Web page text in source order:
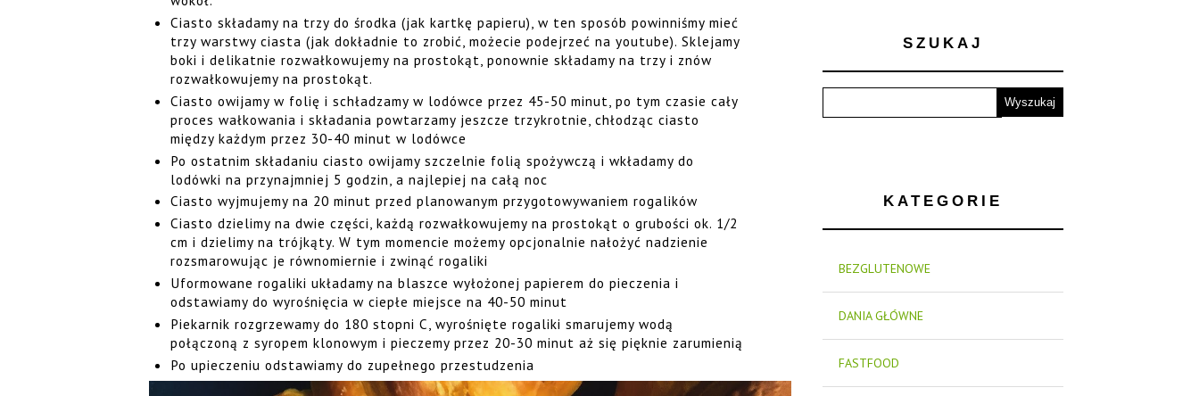
Ciasto składamy na trzy do środka (jak kartkę papieru), w ten sposób powinniśmy mieć
trzy warstwy ciasta (jak dokładnie to zrobić, możecie podejrzeć na youtube). Sklejamy
boki i delikatnie rozwałkowujemy na prostokąt, ponownie składamy na trzy i znów
rozwałkowujemy na prostokąt.
Ciasto owijamy w folię i schładzamy w lodówce przez 45-50 minut, po tym czasie cały
proces wałkowania i składania powtarzamy jeszcze trzykrotnie, chłodząc ciasto
między każdym przez 30-40 minut w lodówce
Po ostatnim składaniu ciasto owijamy szczelnie folią spożywczą i wkładamy do
lodówki na przynajmniej 5 godzin, a najlepiej na całą noc
Ciasto wyjmujemy na 20 minut przed planowanym przygotowywaniem rogalików
Ciasto dzielimy na dwie części, każdą rozwałkowujemy na prostokąt o grubości ok. 1/2
cm i dzielimy na trójkąty. W tym momencie możemy opcjonalnie nałożyć nadzienie
rozsmarowując je równomiernie i zwinąć rogaliki
Uformowane rogaliki układamy na blaszce wyłożonej papierem do pieczenia i
odstawiamy do wyrośnięcia w ciepłe miejsce na 40-50 minut
Piekarnik rozgrzewamy do 180 stopni C, wyrośnięte rogaliki smarujemy wodą
połączoną z syropem klonowym i pieczemy przez 20-30 minut aż się pięknie zarumienią
Po upieczeniu odstawiamy do zupełnego przestudzenia
SZUKAJ
KATEGORIE
BEZGLUTENOWE
DANIA GŁÓWNE
FASTFOOD